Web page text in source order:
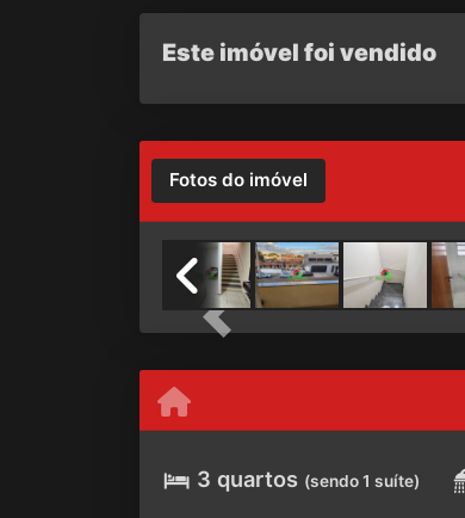
Este imóvel foi vendido
Fotos do imóvel
Previous
3 quartos (sendo 1 suíte)